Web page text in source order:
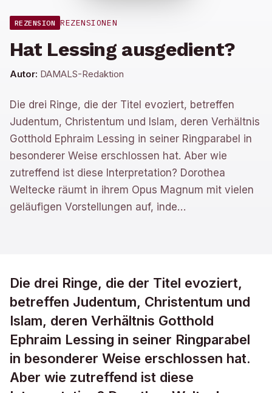
REZENSION REZENSIONEN
Hat Lessing ausgedient?
Autor: DAMALS-Redaktion
Die drei Ringe, die der Titel evoziert, betreffen
Judentum, Christentum und Islam, deren Verhältnis
Gotthold Ephraim Lessing in seiner Ringparabel in
besonderer Weise erschlossen hat. Aber wie
zutreffend ist diese Interpretation? Dorothea
Weltecke räumt in ihrem Opus Magnum mit vielen
geläufigen Vorstellungen auf, inde…
Die drei Ringe, die der Titel evoziert,
betreffen Judentum, Christentum und
Islam, deren Verhältnis Gotthold
Ephraim Lessing in seiner Ringparabel
in besonderer Weise erschlossen hat.
Aber wie zutreffend ist diese